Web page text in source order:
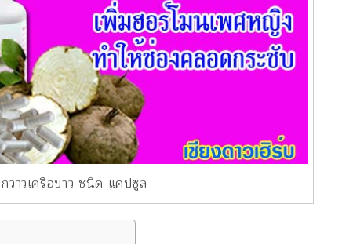
กวาวเครือขาว ชนิด แคปซูล